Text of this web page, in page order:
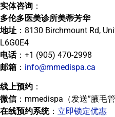
实体咨询 ：
多伦多医美诊所美蒂芳华
地址 ：8130 Birchmount Rd,
L6G0E4
电话：+1 (905) 470-2998
邮箱 ： info@mmedispa.ca
线上预约 ：
微信：mmedispa（发送”腋毛管
在线预约系统： 立即锁定优惠